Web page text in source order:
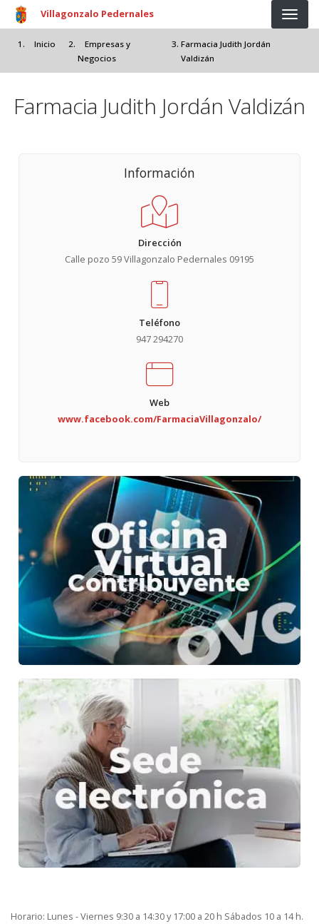
Pasar al contenido principal
Villagonzalo Pedernales
Inicio
Empresas y
Negocios
Farmacia Judith Jordán
Valdizán
Farmacia Judith Jordán Valdizán
Información
Dirección
Calle pozo 59 Villagonzalo Pedernales 09195
Teléfono
947 294270
Web
www.facebook.com/FarmaciaVillagonzalo/
Horario: Lunes - Viernes 9:30 a 14:30 y 17:00 a 20 h Sábados 10 a 14 h.